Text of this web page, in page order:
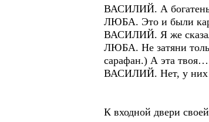
ВАСИЛИЙ. А
ЛЮБА. Это и были
ВАСИЛИЙ. Я же
ЛЮБА. Не затяни
сарафан.) А эта твоя…
ВАСИЛИЙ. Нет, у них
К входной двери